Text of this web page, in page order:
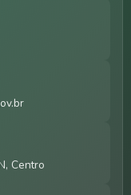
Centro